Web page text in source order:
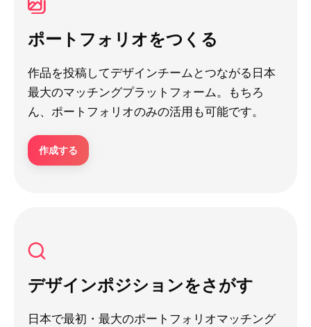
ポートフォリオをつくる
作品を投稿してデザインチームとつながる日本
最大のマッチングプラットフォーム。もちろ
ん、ポートフォリオのみの活用も可能です。
作成する
デザインポジションをさがす
日本で最初・最大のポートフォリオマッチング